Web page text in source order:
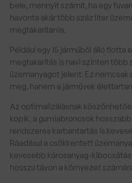
bele, mennyit számít, ha egy
havonta akár több száz liter
megtakarítania.
Például egy 15 járműből álló flotta
megtakarítás is havi szinten több
üzemanyagot jelent. Ez nemcsak
meg, hanem a járművek
Az optimalizálásnak
kopik, a gumiabroncsok
rendszeres karbantartás is
Ráadásul a csökkentett
kevesebb károsanyag-
hosszú távon a környezet